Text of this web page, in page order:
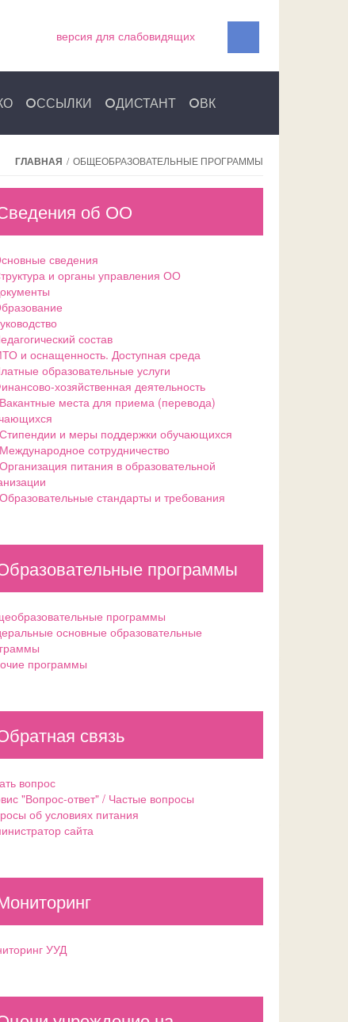
версия для слабовидящих
ССЫЛКИ ДИСТАНТ ВК
ГЛАВНАЯ / ОБЩЕОБРАЗОВАТЕЛЬНЫЕ ПРОГРАММЫ
об ОО
сведения
и органы управления ОО
состав
и оснащенность. Доступная среда
образовательные услуги
хозяйственная деятельность
места для приема (перевода)
и меры поддержки обучающихся
сотрудничество
питания в образовательной
стандарты и требования
программы
программы
основные образовательные
программы
связь
вопрос
"Вопрос-ответ" / Частые вопросы
об условиях питания
сайта
УУД